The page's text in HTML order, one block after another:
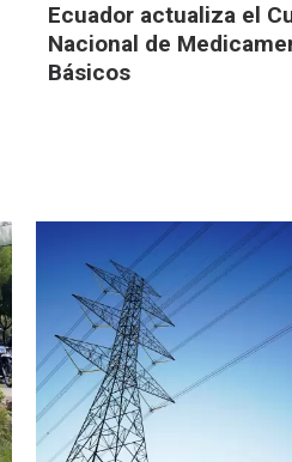
Ecuador actualiza el
Nacional de
Básicos